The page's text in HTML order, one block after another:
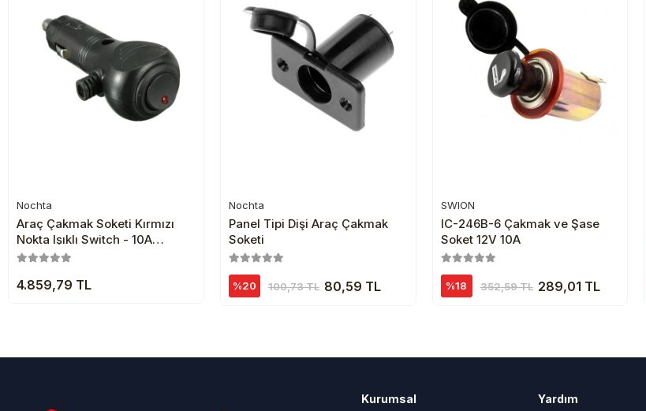
Sepete Ekle
Nochta
Araç Çakmak Soketi Kırmızı
Nokta Işıklı Switch - 10A
Sigortalı
4.859,79 TL
Sepete Ekle
Nochta
Panel Tipi Dişi Araç Çakmak
Soketi
%20 100,73 TL 80,59 TL
Sepete Ekle
SWION
IC-246B-6 Çakmak ve Şase
Soket 12V 10A
%18 352,59 TL 289,01 TL
Kurumsal Yardım